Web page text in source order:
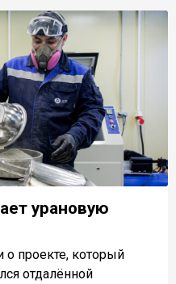
урановую
о проекте, который
отдалённой